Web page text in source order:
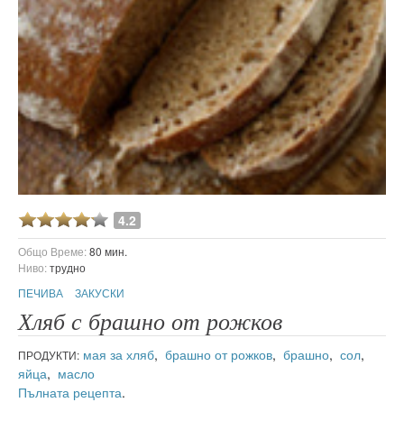
4.2
Общо Време:80 мин.
Ниво:трудно
ПЕЧИВА
ЗАКУСКИ
Хляб с брашно от рожков
ПРОДУКТИ: мая за хляб, брашно от рожков, брашно, сол,
яйца, масло
Пълната рецепта.